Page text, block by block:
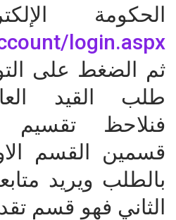
الحكومة
login.aspx
ثم الضغط على
طلب القيد
فنلاحظ تقسيم
قسمين القسم
بالطلب ويريد
الثاني فهو قسم